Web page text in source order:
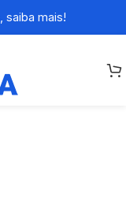
saiba mais!